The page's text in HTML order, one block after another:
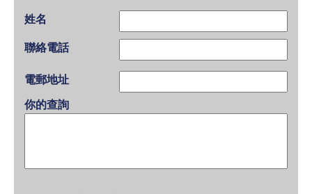
姓名
聯絡電話
電郵地址
你的查詢